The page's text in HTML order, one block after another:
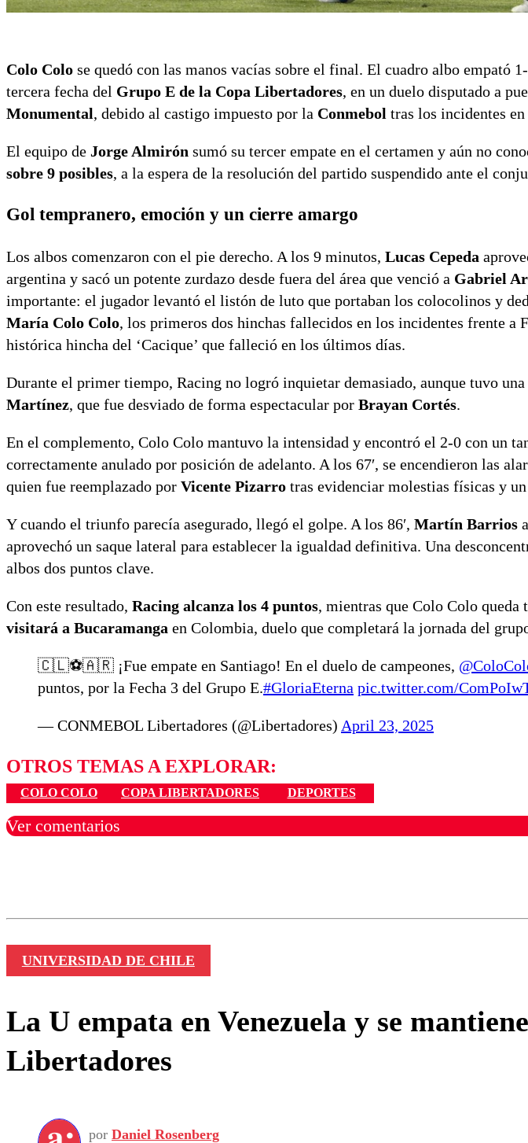
Colo Colo se quedó con las manos vacías sobre el final. El cuadro albo empató
tercera fecha del Grupo E de la Copa Libertadores, en un duelo disputado a
Monumental, debido al castigo impuesto por la Conmebol tras los incidentes
El equipo de Jorge Almirón sumó su tercer empate en el certamen y aún no
sobre 9 posibles, a la espera de la resolución del partido suspendido ante el
Gol tempranero, emoción y un cierre amargo
Los albos comenzaron con el pie derecho. A los 9 minutos, Lucas Cepeda
argentina y sacó un potente zurdazo desde fuera del área que venció a Gabriel
importante: el jugador levantó el listón de luto que portaban los colocolinos y
María Colo Colo, los primeros dos hinchas fallecidos en los incidentes frente a
histórica hincha del ‘Cacique’ que falleció en los últimos días.
Durante el primer tiempo, Racing no logró inquietar demasiado, aunque tuvo una
Martínez, que fue desviado de forma espectacular por Brayan Cortés.
En el complemento, Colo Colo mantuvo la intensidad y encontró el 2-0 con un
correctamente anulado por posición de adelanto. A los 67′, se encendieron las
quien fue reemplazado por Vicente Pizarro tras evidenciar molestias físicas y un
Y cuando el triunfo parecía asegurado, llegó el golpe. A los 86′, Martín Barrios
aprovechó un saque lateral para establecer la igualdad definitiva. Una
albos dos puntos clave.
Con este resultado, Racing alcanza los 4 puntos, mientras que Colo Colo queda
visitará a Bucaramanga en Colombia, duelo que completará la jornada del
🇨🇱⚽️🇦🇷 ¡Fue empate en Santiago! En el duelo de campeones,
puntos, por la Fecha 3 del Grupo E.#GloriaEterna pic.twitter.com/
— CONMEBOL Libertadores (@Libertadores) April 23, 2025
OTROS TEMAS A EXPLORAR:
COLO COLO COPA LIBERTADORES DEPORTES
Ver comentarios
UNIVERSIDAD DE CHILE
La U empata en Venezuela y se
Libertadores
por Daniel Rosenberg